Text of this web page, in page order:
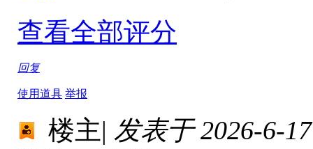
查看全部评分
回复
使用道具 举报
楼主| 发表于 2026-6-